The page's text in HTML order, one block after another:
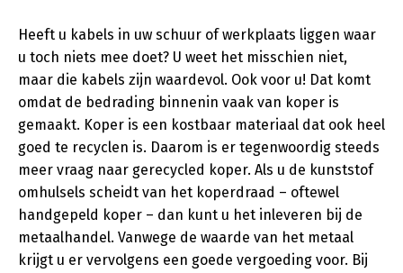
Heeft u kabels in uw schuur of werkplaats liggen waar
u toch niets mee doet? U weet het misschien niet,
maar die kabels zijn waardevol. Ook voor u! Dat komt
omdat de bedrading binnenin vaak van koper is
gemaakt. Koper is een kostbaar materiaal dat ook heel
goed te recyclen is. Daarom is er tegenwoordig steeds
meer vraag naar gerecycled koper. Als u de kunststof
omhulsels scheidt van het koperdraad – oftewel
handgepeld koper – dan kunt u het inleveren bij de
metaalhandel. Vanwege de waarde van het metaal
krijgt u er vervolgens een goede vergoeding voor. Bij